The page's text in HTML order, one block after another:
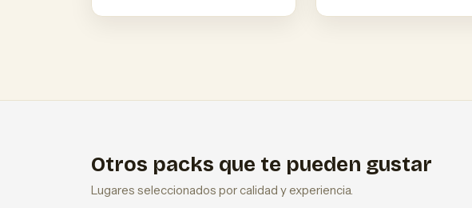
Otros packs que te pueden gustar
Lugares seleccionados por calidad y experiencia.